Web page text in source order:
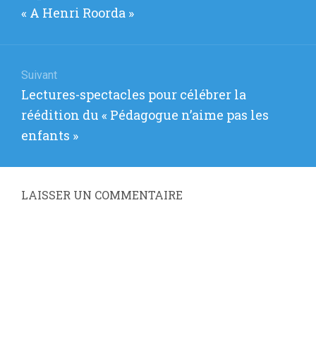
précédent
« A Henri Roorda »
Suivant
Article
suivant
Lectures-spectacles pour célébrer la
réédition du « Pédagogue n’aime pas les
enfants »
LAISSER UN COMMENTAIRE